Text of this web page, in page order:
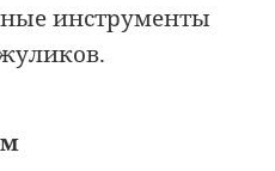
инструменты